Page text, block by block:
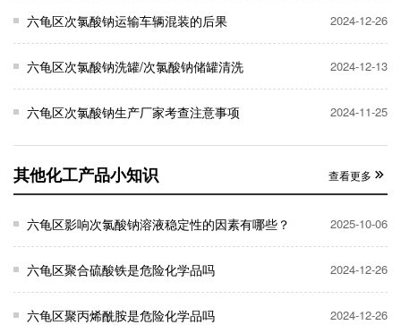
六龟区次氯酸钠运输车辆混装的后果 2024-12-26
六龟区次氯酸钠洗罐/次氯酸钠储罐清洗 2024-12-13
六龟区次氯酸钠生产厂家考查注意事项 2024-11-25
其他化工产品小知识 查看更多
六龟区影响次氯酸钠溶液稳定性的因素有哪些？ 2025-10-06
六龟区聚合硫酸铁是危险化学品吗 2024-12-26
六龟区聚丙烯酰胺是危险化学品吗 2024-12-26